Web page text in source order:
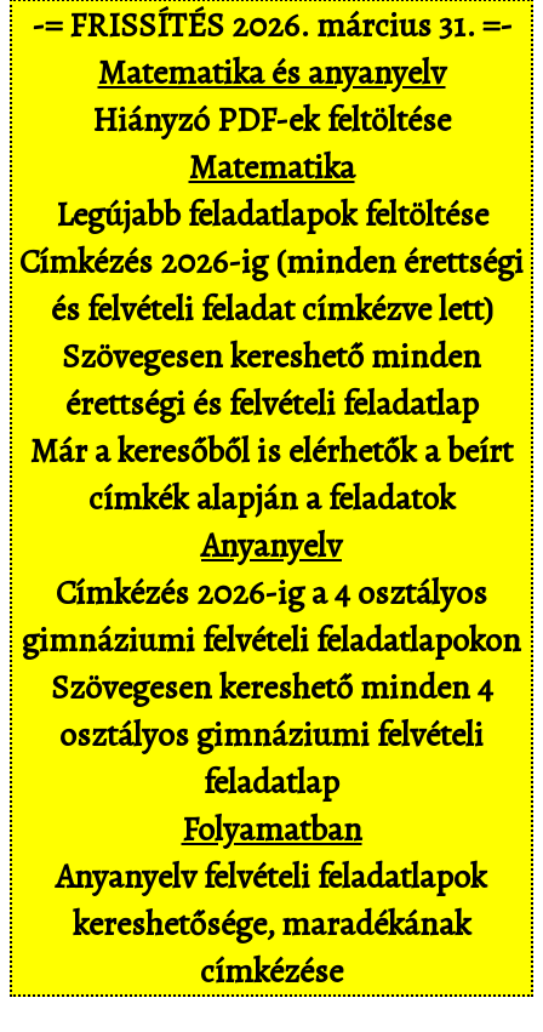
-= FRISSÍTÉS 2026. március 31. =-
Matematika és anyanyelv
Hiányzó PDF-ek feltöltése
Matematika
Legújabb feladatlapok feltöltése
Címkézés 2026-ig (minden érettségi
és felvételi feladat címkézve lett)
Szövegesen kereshető minden
érettségi és felvételi feladatlap
Már a keresőből is elérhetők a beírt
címkék alapján a feladatok
Anyanyelv
Címkézés 2026-ig a 4 osztályos
gimnáziumi felvételi feladatlapokon
Szövegesen kereshető minden 4
osztályos gimnáziumi felvételi
feladatlap
Folyamatban
Anyanyelv felvételi feladatlapok
kereshetősége, maradékának
címkézése